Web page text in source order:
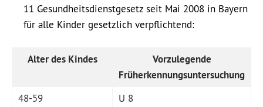
11 Gesundheitsdienstgesetz seit Mai 2008 in Bayern
für alle Kinder gesetzlich verpflichtend:
Alter des Kindes
Vorzulegende
Früherkennungsuntersuchung
48-59
U 8